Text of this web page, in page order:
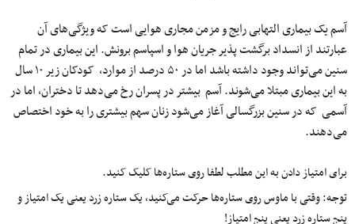
آسم یک بیماری التهابی رایج و مزمن مجاری هوایی است که ویژگی‌های آن
عبارتند از انسداد برگشت پذیر جریان هوا و اسپاسم برونش. این‌ بیماری‌ در تمام‌
سنین‌ می‌تواند وجود داشته‌ باشد اما در ۵۰ درصد از موارد، کودکان زیر ۱۰ سال‌
به این بیماری مبتلا می‌شوند. آسم بیشتر در پسران‌ رخ‌ می‌دهد تا دختران‌، اما در
آسمی که‌ در سنین‌ بزرگسالی‌ آغاز می‌شود زنان‌ سهم‌ بیشتری‌ را به‌ خود اختصاص‌
می‌دهند.
برای امتیاز دادن به این مطلب لطفا روی ستاره‌ها کلیک کنید.
توجه: وقتی با ماوس روی ستاره‌ها حرکت می‌کنید، یک ستاره زرد یعنی یک امتیاز و
پنج ستاره زرد یعنی پنج امتیاز!